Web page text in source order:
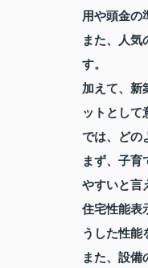
用や頭金の
また、人気
す。
加えて、新
ットとして
では、どの
まず、子育
やすいと言
住宅性能表
うした性能
また、設備